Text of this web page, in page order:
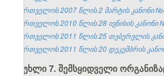
საქართველოს 2007 წლის 2 მარტის კანონი
საქართველოს 2010 წლის 28 ივნისის
საქართველოს 2011 წლის 25 თებერვლის
საქართველოს 2011 წლის 20 დეკემბრის
მუხლი 7. შემსყიდველი